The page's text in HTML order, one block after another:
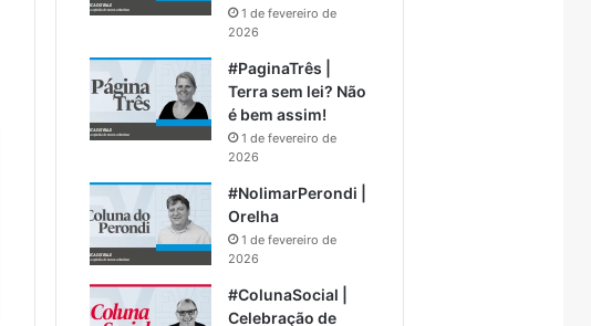
1 de fevereiro de
2026
#PaginaTrês |
Terra sem lei? Não
é bem assim!
1 de fevereiro de
2026
#NolimarPerondi |
Orelha
1 de fevereiro de
2026
#ColunaSocial |
Celebração de